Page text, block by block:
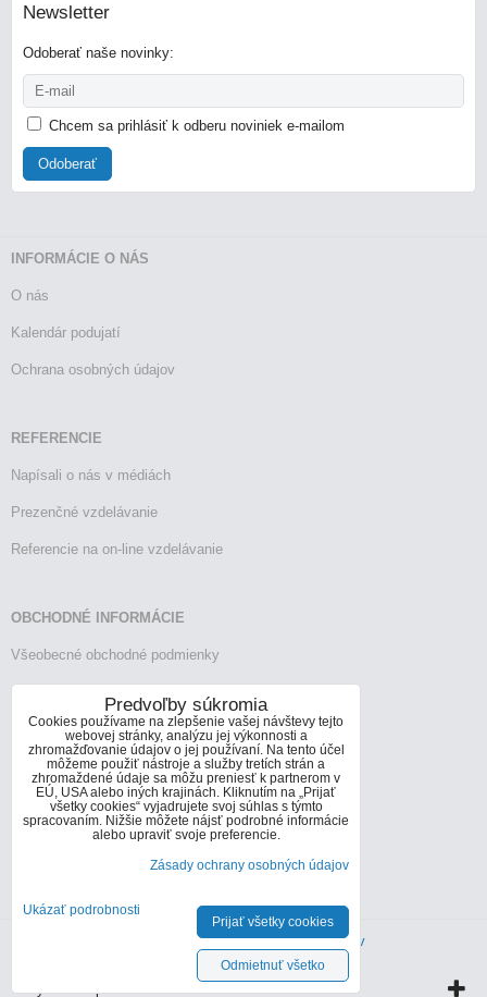
Newsletter
Odoberať naše novinky:
Chcem sa prihlásiť k odberu noviniek e-mailom
Odoberať
INFORMÁCIE O NÁS
O nás
Kalendár podujatí
Ochrana osobných údajov
REFERENCIE
Napísali o nás v médiách
Prezenčné vzdelávanie
Referencie na on-line vzdelávanie
OBCHODNÉ INFORMÁCIE
Všeobecné obchodné podmienky
Reklamačný poriadok
Vrátenie tovaru
KONTAKTY
Informácie o kontaktoch
+421 905 272 066
Zásady ochrany osobných údajov
Vytvorené pomocou:BiznisWeb.sk
Predvoľby súkromia
Cookies používame na zlepšenie vašej návštevy tejto
webovej stránky, analýzu jej výkonnosti a
zhromažďovanie údajov o jej používaní. Na tento účel
môžeme použiť nástroje a služby tretích strán a
zhromaždené údaje sa môžu preniesť k partnerom v
EÚ, USA alebo iných krajinách. Kliknutím na „Prijať
všetky cookies“ vyjadrujete svoj súhlas s týmto
spracovaním. Nižšie môžete nájsť podrobné informácie
alebo upraviť svoje preferencie.
Zásady ochrany osobných údajov
Ukázať podrobnosti
Prijať všetky cookies
Odmietnuť všetko